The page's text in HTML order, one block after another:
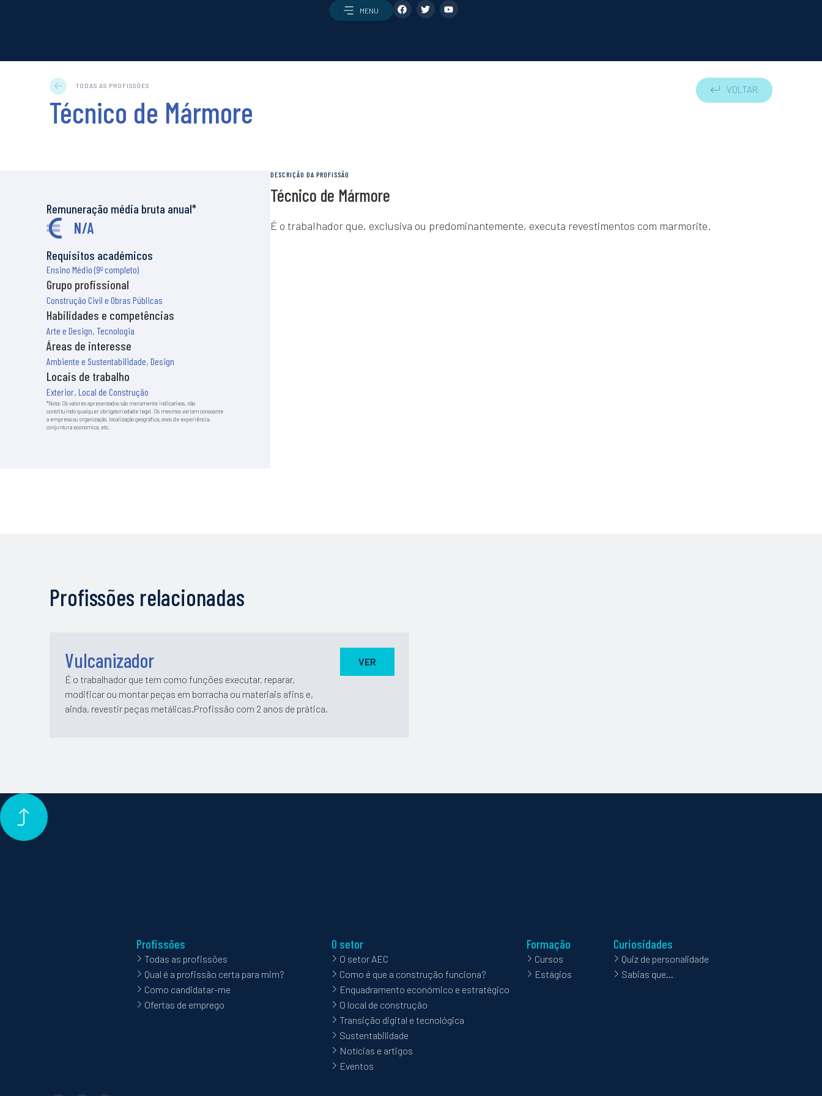
MENU
Todas as profissões
Eventos
TODAS AS PROFISSÕES
Técnico de Mármore
VOLTAR
Remuneração média bruta anual*
N/A
Requisitos académicos
Ensino Médio (9º completo)
Grupo profissional
Construção Civil e Obras Públicas
Habilidades e competências
Arte e Design, Tecnologia
Áreas de interesse
Ambiente e Sustentabilidade, Design
Locais de trabalho
Exterior, Local de Construção
*Nota: Os valores apresentados são meramente indicativos, não
constituindo qualquer obrigatoriedade legal. Os mesmos variam consoante
a empresa ou organização, localização geográfica, anos de experiência,
conjuntura económica, etc.
DESCRIÇÃO DA PROFISSÃO
Técnico de Mármore
É o trabalhador que, exclusiva ou predominantemente, executa revestimentos com marmorite.
Profissões relacionadas
Vulcanizador
É o trabalhador que tem como funções executar, reparar,
modificar ou montar peças em borracha ou materiais afins e,
ainda, revestir peças metálicas.Profissão com 2 anos de prática.
VER
Profissões
Todas as profissões
Qual é a profissão certa para mim?
Como candidatar-me
Ofertas de emprego
O setor
O setor AEC
Como é que a construção funciona?
Enquadramento económico e estratégico
O local de construção
Transição digital e tecnológica
Sustentabilidade
Notícias e artigos
Eventos
Formação
Cursos
Estágios
Curiosidades
Quiz de personalidade
Sabias que…